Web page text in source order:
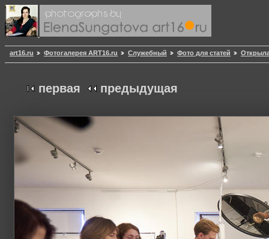
art16.ru Фотогалерея ART16.ru Служебный Фото для статей
первая предыдущая